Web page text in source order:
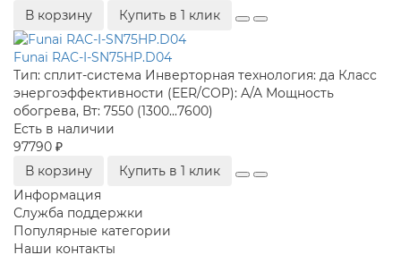
В корзину
Купить в 1 клик
Funai RAC-I-SN75HP.D04
Тип: сплит-система Инверторная технология: да Класс
энергоэффективности (EER/COP): A/A Мощность
обогрева, Вт: 7550 (1300...7600)
Есть в наличии
97790 ₽
В корзину
Купить в 1 клик
Информация
Служба поддержки
Популярные категории
Наши контакты